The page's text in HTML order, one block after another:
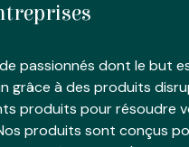
passionnés dont le but
grâce à des produits
produits pour résoudre
produits sont conçus